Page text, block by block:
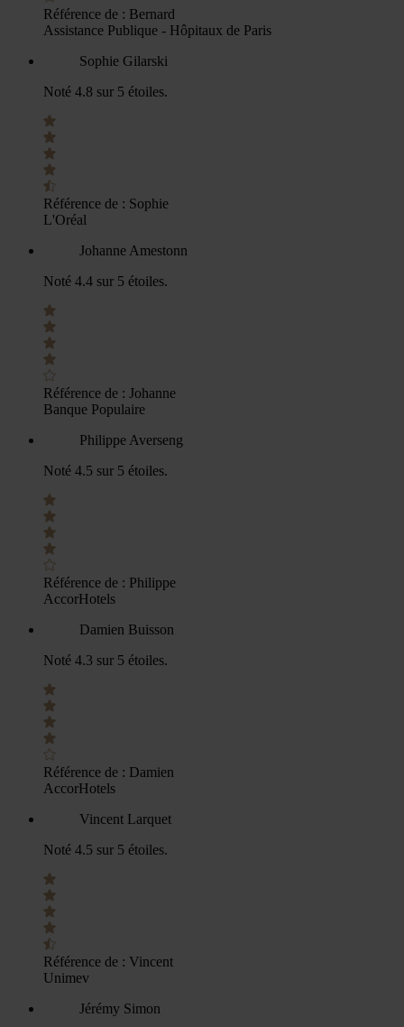
Référence de : Bernard
Assistance Publique - Hôpitaux de Paris
Sophie Gilarski
Noté 4.8 sur 5 étoiles.
Référence de : Sophie
L'Oréal
Johanne Amestonn
Noté 4.4 sur 5 étoiles.
Référence de : Johanne
Banque Populaire
Philippe Averseng
Noté 4.5 sur 5 étoiles.
Référence de : Philippe
AccorHotels
Damien Buisson
Noté 4.3 sur 5 étoiles.
Référence de : Damien
AccorHotels
Vincent Larquet
Noté 4.5 sur 5 étoiles.
Référence de : Vincent
Unimev
Jérémy Simon